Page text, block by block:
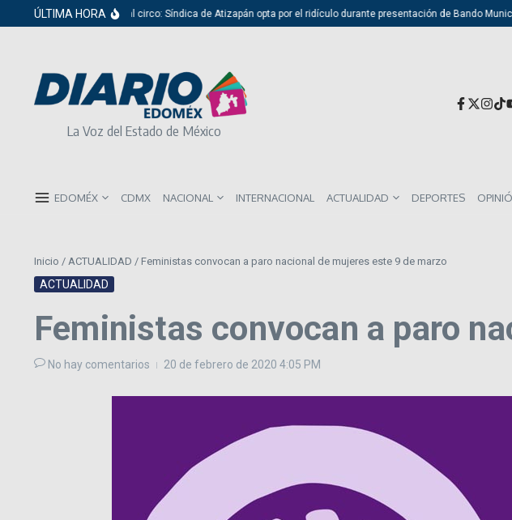
Saltar al contenido
ÚLTIMA HORA
Del cabildo al circo: Síndica de Atizapán opta por el ridículo durante presentación de Bando Municipal
La Voz del Estado de México
EDOMÉX CDMX NACIONAL INTERNACIONAL ACTUALIDAD DEPORTES
Inicio / ACTUALIDAD / Feministas convocan a paro nacional de mujeres este 9 de marzo
ACTUALIDAD
Feministas convocan a paro
No hay comentarios 20 de febrero de 2020 4:05 PM